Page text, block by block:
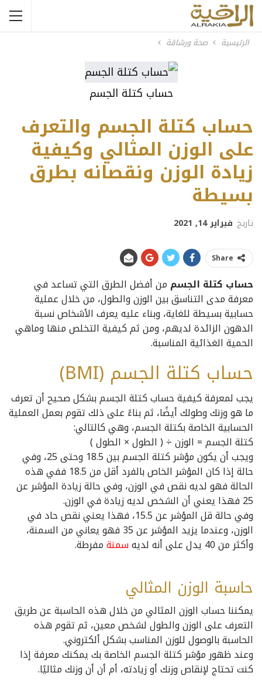
الرئيسية صحة ورشاقة
حساب كتلة الجسم
حساب كتلة الجسم والتعرف
على الوزن المثالي وكيفية
زيادة الوزن ونقصانه بطرق
بسيطة
تاريخ فبراير 14, 2021
Share
حساب كتلة الجسم من أفضل الطرق التي تساعد في
معرفة مدى التناسق بين الوزن والطول، من خلال عملية
حسابية بسيطة للغاية، وبناء عليه يعرف الأشخاص نسبة
الدهون الزائدة لديهم، ومن ثم كيفية التخلص منها وماهي
الحمية الغذائية المناسبة.
حساب كتلة الجسم (BMI)
يجب لمعرفة كيفية حساب كتلة الجسم بشكل صحيح أن تعرف
ما هو وزنك وطولك أيضًا، ثم بناءً على ذلك تقوم بعمل العملية
الحسابية الخاصة بكتلة الجسم، وهي كالتالي:
كتلة الجسم = الوزن ÷ ( الطول × الطول )
ويجب أن يكون مؤشر كتلة الجسم بين 18.5 وحتى 25، وفي
حالة إذا كان المؤشر الخاص بالفرد أقل من 18.5 ففي هذه
الحالة فهو لديه نقص في الوزن، وفي حالة زيادة المؤشر عن
25 فهذا يعني أن الشخص لديه زيادة في الوزن.
وفي حالة قل المؤشر عن 15.5، فهذا يعني نقص حاد في
الوزن، وعندما يزيد المؤشر عن 35 فهو يعاني من السمنة،
وأكثر من 40 يدل على أنه لديه
سمنةمفرطة.
حاسبة الوزن المثالي
يمكننا حساب الوزن المثالي من خلال هذه الحاسبة عن طريق
التعرف على الوزن والطول لشخص معين، ثم تقوم هذه
الحاسبة بالوصول للوزن المناسب بشكل ألكتروني.
وعند ظهور مؤشر كتلة الجسم الخاصة بك يمكنك معرفة إذا
كنت تحتاج لإنقاص وزنك أو زيادته، أم أن أن وزنك مثاليًا.